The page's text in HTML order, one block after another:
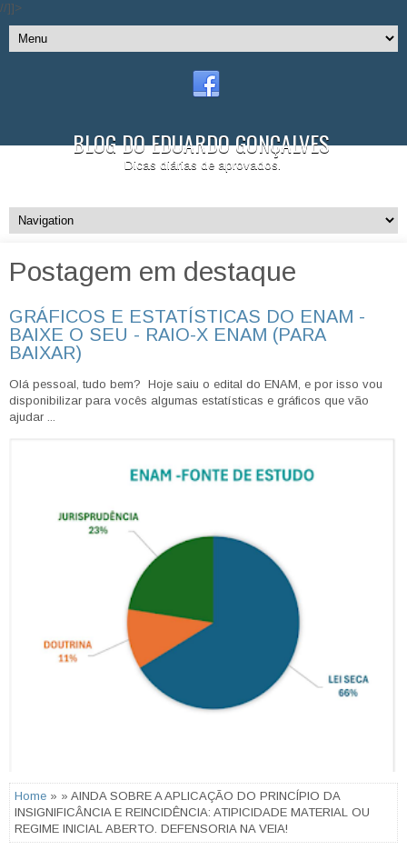
//]]>
BLOG DO EDUARDO GONÇALVES
Dicas diárias de aprovados.
Postagem em destaque
GRÁFICOS E ESTATÍSTICAS DO ENAM -
BAIXE O SEU - RAIO-X ENAM (PARA
BAIXAR)
Olá pessoal, tudo bem? Hoje saiu o edital do ENAM, e por isso vou
disponibilizar para vocês algumas estatísticas e gráficos que vão
ajudar ...
Home » » AINDA SOBRE A APLICAÇÃO DO PRINCÍPIO DA
INSIGNIFICÂNCIA E REINCIDÊNCIA: ATIPICIDADE MATERIAL OU
REGIME INICIAL ABERTO. DEFENSORIA NA VEIA!